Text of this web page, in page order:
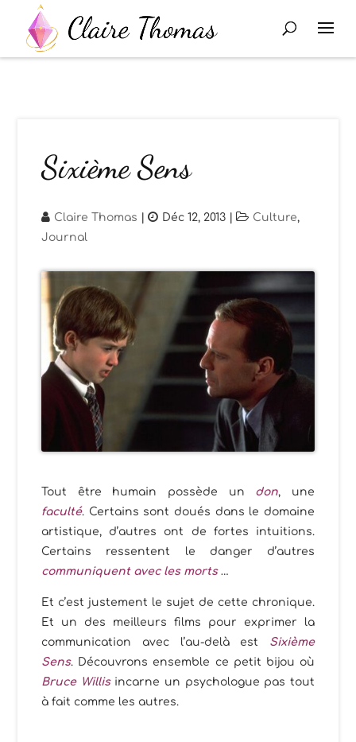
Sixième Sens
Claire Thomas | Déc 12, 2013 | Culture,
Journal
Tout être humain possède un don, une
faculté. Certains sont doués dans le domaine
artistique, d’autres ont de fortes intuitions.
Certains ressentent le danger d’autres
communiquent avec les morts…
Et c’est justement le sujet de cette chronique.
Et un des meilleurs films pour exprimer la
communication avec l’au-delà est Sixième
Sens. Découvrons ensemble ce petit bijou où
Bruce Willisincarne un psychologue pas tout
à fait comme les autres.